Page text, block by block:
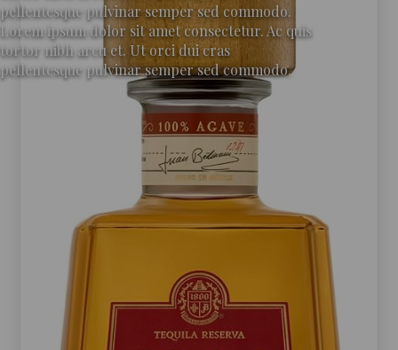
pellentesque pulvinar semper sed commodo.
Lorem ipsum dolor sit amet consectetur. Ac quis
tortor nibh arcu et. Ut orci dui cras
pellentesque pulvinar semper sed commodo.